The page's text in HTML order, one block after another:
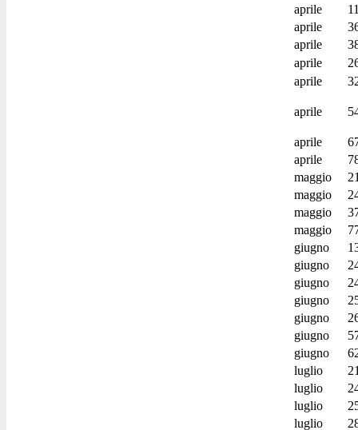
aprile
aprile
aprile
aprile
aprile
aprile
aprile
aprile
maggio
maggio
maggio
maggio
giugno
giugno
giugno
giugno
giugno
giugno
giugno
luglio
luglio
luglio
luglio